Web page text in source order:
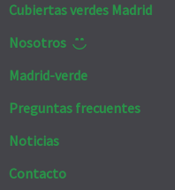
Cubiertas verdes Madrid
Nosotros
Madrid-verde
Preguntas frecuentes
Noticias
Contacto